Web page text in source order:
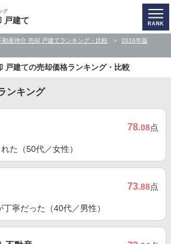
グ
戸建て
動産仲介 売却 戸建てランキング・比較
2016年版
戸建ての売却価格ランキング・比較
ンキング
78.08点
た（50代／女性）
73.88点
寧だった（40代／男性）